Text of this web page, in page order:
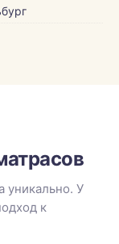
уникально. У
к